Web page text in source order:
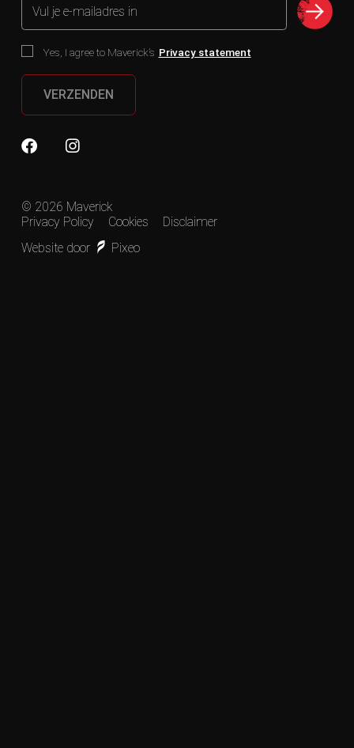
Vul je e-mailadres in
Yes, I agree to Maverick’s Privacy statement
VERZENDEN
© 2026 Maverick
Privacy Policy
Cookies
Disclaimer
Website door
Pixeo